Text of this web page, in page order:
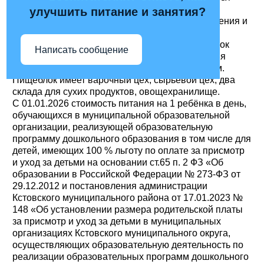
строгое соблюдение санитарно-гигиенических
требований к пищеблоку и процессу приготовления и
хранения пищи. Приготовление пищи
осуществляется на пищеблоке МБДОУ.Пищеблок
оснащён всем необходимым для приготовления
пищи оборудованием и уборочным инвентарём.
Пищеблок имеет варочный цех, сырьевой цех, два
склада для сухих продуктов, овощехранилище.
С 01.01.2026 стоимость питания на 1 ребёнка в день,
обучающихся в муниципальной образовательной
организации, реализующей образовательную
программу дошкольного образования в том числе для
детей, имеющих 100 % льготу по оплате за присмотр
и уход за детьми на основании ст.65 п. 2 ФЗ «Об
образовании в Российской Федерации № 273-ФЗ от
29.12.2012 и постановления администрации
Кстовского муниципального района от 17.01.2023 №
148 «Об установлении размера родительской платы
за присмотр и уход за детьми в муниципальных
организациях Кстовского муниципального округа,
осуществляющих образовательную деятельность по
реализации образовательных программ дошкольного
улучшить питание и занятия?
Написать сообщение